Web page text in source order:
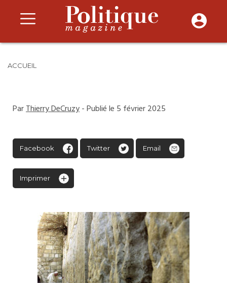
ACCUEIL
ParThierry DeCruzy- Publié le 5 février 2025
Facebook Twitter Email
Imprimer